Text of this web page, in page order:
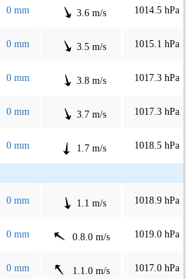
0 mm 3.6 m/s 1014.5 hPa
0 mm 3.5 m/s 1015.1 hPa
0 mm 3.8 m/s 1017.3 hPa
0 mm 3.7 m/s 1017.3 hPa
0 mm 1.7 m/s 1018.5 hPa
0 mm 1.1 m/s 1018.9 hPa
0 mm 0.8.0 m/s 1019.0 hPa
0 mm 1.1.0 m/s 1017.0 hPa